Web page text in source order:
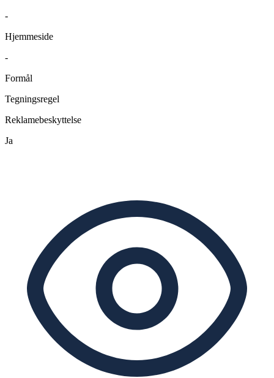
-
Hjemmeside
-
Formål
Tegningsregel
Reklamebeskyttelse
Ja